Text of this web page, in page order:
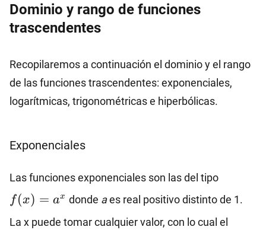
Dominio y rango de funciones
trascendentes
Recopilaremos a continuación el dominio y el rango
de las funciones trascendentes: exponenciales,
logarítmicas, trigonométricas e hiperbólicas.
Exponenciales
Las funciones exponenciales son las del tipo
f(x) = ax donde aes real positivo distinto de 1.
La x puede tomar cualquier valor, con lo cual el